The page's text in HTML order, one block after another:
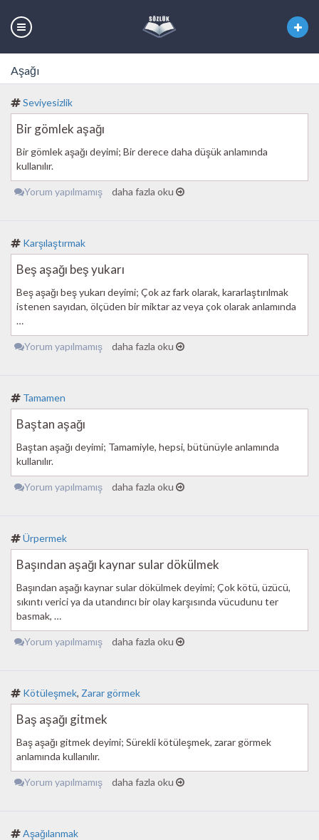
Aşağı
Seviyesizlik
Bir gömlek aşağı
Bir gömlek aşağı deyimi; Bir derece daha düşük anlamında
kullanılır.
Yorum yapılmamış daha fazla oku
Karşılaştırmak
Beş aşağı beş yukarı
Beş aşağı beş yukarı deyimi; Çok az fark olarak, kararlaştırılmak
istenen sayıdan, ölçüden bir miktar az veya çok olarak anlamında
…
Yorum yapılmamış daha fazla oku
Tamamen
Baştan aşağı
Baştan aşağı deyimi; Tamamiyle, hepsi, bütünüyle anlamında
kullanılır.
Yorum yapılmamış daha fazla oku
Ürpermek
Başından aşağı kaynar sular dökülmek
Başından aşağı kaynar sular dökülmek deyimi; Çok kötü, üzücü,
sıkıntı verici ya da utandırıcı bir olay karşısında vücudunu ter
basmak, …
Yorum yapılmamış daha fazla oku
Kötüleşmek, Zarar görmek
Baş aşağı gitmek
Baş aşağı gitmek deyimi; Sürekli kötüleşmek, zarar görmek
anlamında kullanılır.
Yorum yapılmamış daha fazla oku
Aşağılanmak